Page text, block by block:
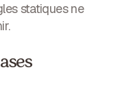
statiques ne